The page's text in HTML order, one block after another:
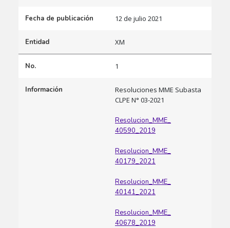
Fecha de publicación 12 de julio 2021
Entidad XM
No. 1
Información
Resoluciones MME Subasta
CLPE N° 03-2021
Resolucion_MME_
40590_2019
Resolucion_MME_
40179_2021
Resolucion_MME_
40141_2021
Resolucion_MME_
40678_2019